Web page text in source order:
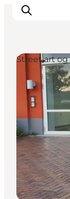
Øhop
Outdoor
Det sker
Street art